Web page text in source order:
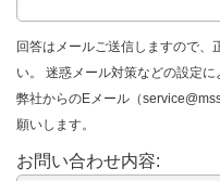
回答はメールご送信しますので、
い。 迷惑メール対策などの設定に
弊社からのEメール（
願いします。
お問い合わせ内容: